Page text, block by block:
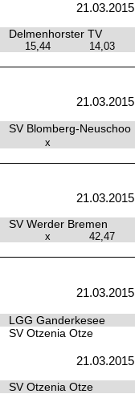
21.03.2015
Delmenhorster TV
15,44 14,03
21.03.2015
SV Blomberg-Neuschoo
x
21.03.2015
SV Werder Bremen
x 42,47
21.03.2015
LGG Ganderkesee
SV Otzenia Otze
21.03.2015
SV Otzenia Otze